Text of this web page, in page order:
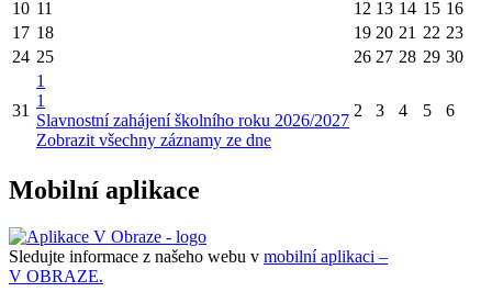
10 11 12 13 14 15 16
17 18 19 20 21 22 23
24 25 26 27 28 29 30
31
1
1
Slavnostní zahájení školního roku 2026/2027
Zobrazit všechny záznamy ze dne
2 3 4 5 6
Mobilní aplikace
Sledujte informace z našeho webu v mobilní aplikaci –
V OBRAZE.